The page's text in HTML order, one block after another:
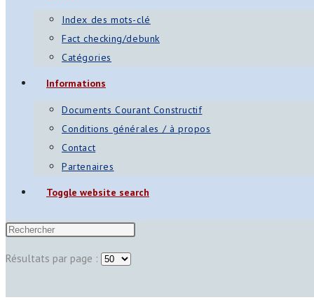
Index des mots-clé
Fact checking/debunk
Catégories
Informations
Documents Courant Constructif
Conditions générales / à propos
Contact
Partenaires
Toggle website search
Résultats par page :